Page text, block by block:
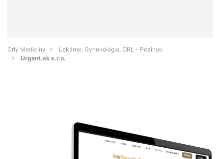
Orly Medicíny
Lekárne, Gynekológia, ORL - Pezinok
Urgent.sk s.r.o.